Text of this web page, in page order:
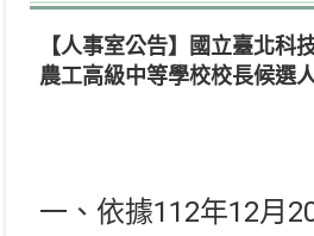
【人事室公告】國立臺北科
農工高級中等學校校長候選
一、依據112年12月